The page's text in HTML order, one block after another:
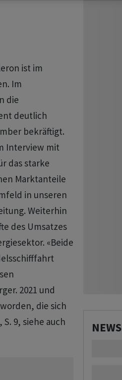
ist im
Im
die
deutlich
bekräftigt.
Interview mit
das starke
Marktanteile
in unseren
Weiterhin
des Umsatzes
«Beide
2021 und
die sich
9, siehe auch
NEWS